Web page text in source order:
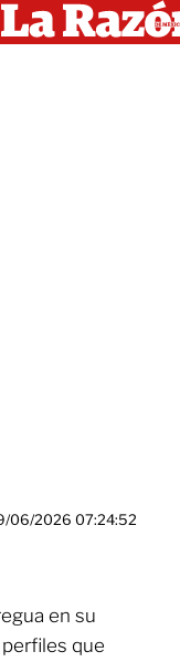
06/2026 07:24:52
en su
que